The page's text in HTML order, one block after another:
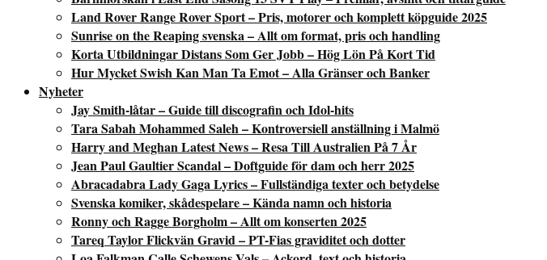
Land Rover Range Rover Sport – Pris, motorer och komplett köpguide 2025
Sunrise on the Reaping svenska – Allt om format, pris och handling
Korta Utbildningar Distans Som Ger Jobb – Hög Lön På Kort Tid
Hur Mycket Swish Kan Man Ta Emot – Alla Gränser och Banker
Nyheter
Jay Smith-låtar – Guide till discografin och Idol-hits
Tara Sabah Mohammed Saleh – Kontroversiell anställning i Malmö
Harry and Meghan Latest News – Resa Till Australien På 7 År
Jean Paul Gaultier Scandal – Doftguide för dam och herr 2025
Abracadabra Lady Gaga Lyrics – Fullständiga texter och betydelse
Svenska komiker, skådespelare – Kända namn och historia
Ronny och Ragge Borgholm – Allt om konserten 2025
Tareq Taylor Flickvän Gravid – PT-Fias graviditet och dotter